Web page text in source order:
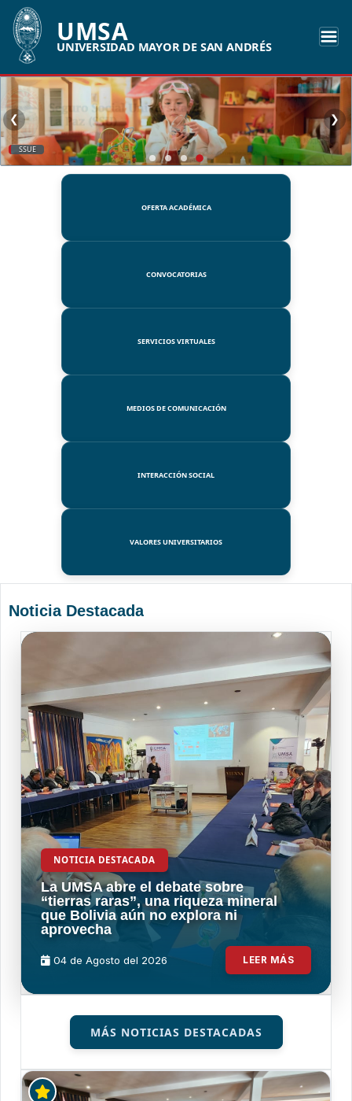
UMSA
UNIVERSIDAD MAYOR DE SAN ANDRÉS
SSUE
❮ ❯
OFERTA ACADÉMICA
CONVOCATORIAS
SERVICIOS VIRTUALES
MEDIOS DE COMUNICACIÓN
INTERACCIÓN SOCIAL
VALORES UNIVERSITARIOS
Noticia Destacada
NOTICIA DESTACADA
La UMSA abre el debate sobre
“tierras raras”, una riqueza mineral
que Bolivia aún no explora ni
aprovecha
04 de Agosto del 2026 LEER MÁS
MÁS NOTICIAS DESTACADAS